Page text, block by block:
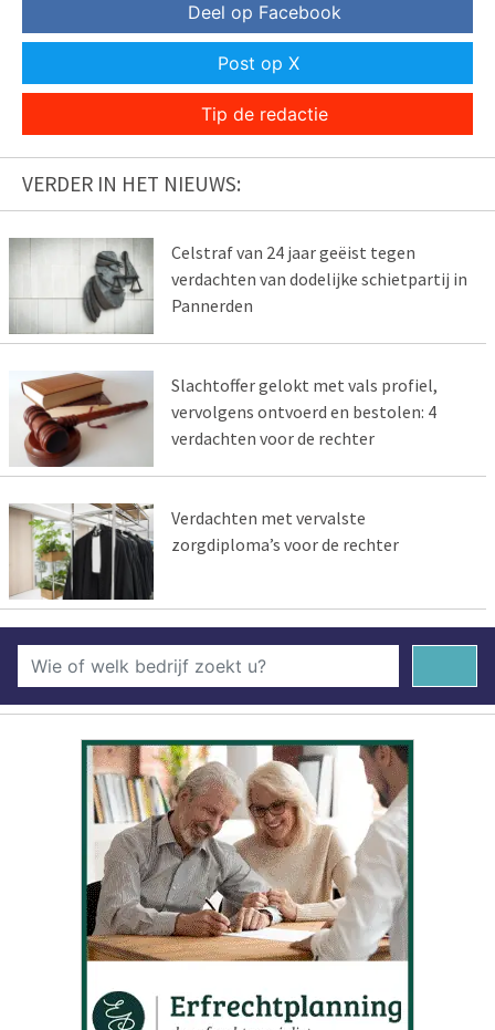
Deel op Facebook
Post op X
Tip de redactie
VERDER IN HET NIEUWS:
Celstraf van 24 jaar geëist tegen
verdachten van dodelijke schietpartij in
Pannerden
Slachtoffer gelokt met vals profiel,
vervolgens ontvoerd en bestolen: 4
verdachten voor de rechter
Verdachten met vervalste
zorgdiploma’s voor de rechter